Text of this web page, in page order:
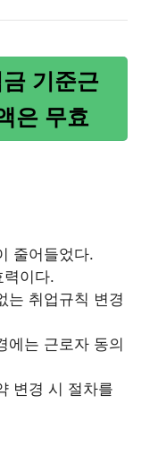
기준근
은 무효
줄어들었다.
이다.
는 취업규칙 변경
에는 근로자 동의
변경 시 절차를